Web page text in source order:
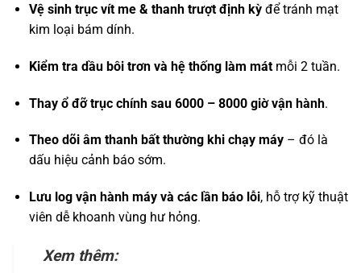
Vệ sinh trục vít me & thanh trượt định kỳđể tránh mạt
kim loại bám dính.
Kiểm tra dầu bôi trơn và hệ thống làm mátmỗi 2 tuần.
Thay ổ đỡ trục chính sau 6000 – 8000 giờ vận hành.
Theo dõi âm thanh bất thường khi chạy máy– đó là
dấu hiệu cảnh báo sớm.
Lưu log vận hành máy và các lần báo lỗi, hỗ trợ kỹ thuật
viên dễ khoanh vùng hư hỏng.
Xem thêm: